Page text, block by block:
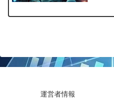
運営者情報